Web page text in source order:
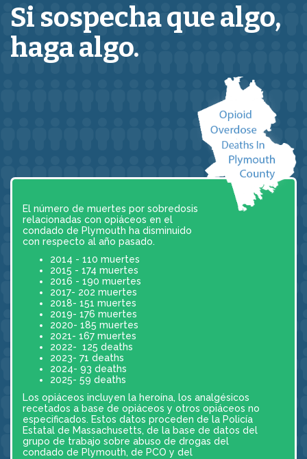
Si sospecha quealgo,
haga algo.
El número de muertes por sobredosis
relacionadas con opiáceos en el
condado de Plymouth ha disminuido
con respecto al año pasado.
2014 - 110 muertes
2015 - 174 muertes
2016 - 190 muertes
2017- 202 muertes
2018- 151 muertes
2019- 176 muertes
2020- 185 muertes
2021- 167 muertes
2022- 125 deaths
2023- 71 deaths
2024- 93 deaths
2025- 59 deaths
Los opiáceos incluyen la heroína, los analgésicos
recetados a base de opiáceos y otros opiáceos no
especificados. Estos datos proceden de la Policía
Estatal de Massachusetts, de la base de datos del
grupo de trabajo sobre abuso de drogas del
condado de Plymouth, de PCO y del